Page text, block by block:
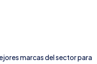
marcas del sector para